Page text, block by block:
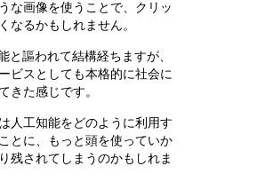
な画像を使うことで、クリッ
なるかもしれません。
と謳われて結構経ちますが、
ビスとしても本格的に社会に
きた感じです。
人工知能をどのように利用す
とに、もっと頭を使っていか
残されてしまうのかもしれま